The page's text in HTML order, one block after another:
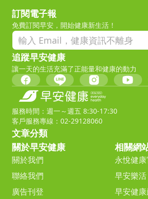
訂閱電子報
免費訂閱早安，開始健康新生活！
追蹤早安健康
讓一天的生活充滿了正能量和健康的動力
服務時間：週一～週五 8:30-17:30
客戶服務專線：02-29128060
文章分類
關於早安健康
關於我們
聯絡我們
廣告刊登
相關網
永悅健
早安樂活
早安健